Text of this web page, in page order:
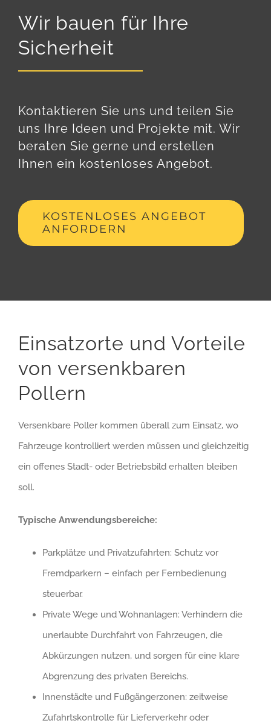
Wir bauen für Ihre
Sicherheit
Kontaktieren Sie uns und teilen Sie
uns Ihre Ideen und Projekte mit. Wir
beraten Sie gerne und erstellen
Ihnen ein kostenloses Angebot.
KOSTENLOSES ANGEBOT
ANFORDERN
Einsatzorte und Vorteile
von versenkbaren
Pollern
Versenkbare Poller kommen überall zum Einsatz, wo
Fahrzeuge kontrolliert werden müssen und gleichzeitig
ein offenes Stadt- oder Betriebsbild erhalten bleiben
soll.
Typische Anwendungsbereiche:
Parkplätze und Privatzufahrten: Schutz vor
Fremdparkern – einfach per Fernbedienung
steuerbar.
Private Wege und Wohnanlagen: Verhindern die
unerlaubte Durchfahrt von Fahrzeugen, die
Abkürzungen nutzen, und sorgen für eine klare
Abgrenzung des privaten Bereichs.
Innenstädte und Fußgängerzonen: zeitweise
Zufahrtskontrolle für Lieferverkehr oder